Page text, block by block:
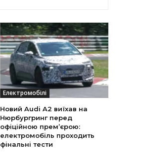
Електромобілі
Новий Audi A2 виїхав на
Нюрбургринг перед
офіційною прем’єрою:
електромобіль проходить
фінальні тести